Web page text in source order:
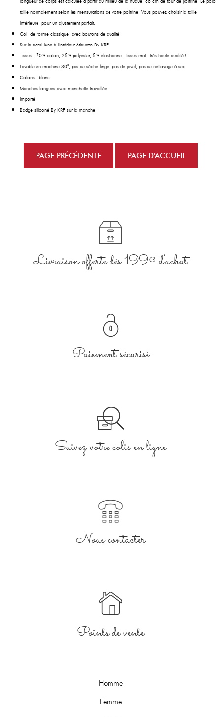
longueur de corps est calculée à partir du milieu de la nuque. 88 cm de tour de poitrine. Le polo
taille normalement selon les mensurations de votre poitrine. Vous pouvez choisir la taille
inférieure pour un ajustement parfait.
Col de forme classique avec boutons de qualité
Sur la demi-lune à l'intérieur étiquette By KRF
Tissus : 70% coton, 25% polyester, 5% élasthanne - tissus mat - très haute qualité !
Lavable en machine 30°, pas de sèche-linge, pas de javel, pas de nettoyage à sec
Coloris : blanc
Manches longues avec manchette travaillée.
Importé
Badge siliconé By KRF sur la manche
Livraison offerte dés 199€ d'achat
Paiement sécurisé
Suivez votre colis en ligne
Nous contacter
Points de vente
Homme
Femme